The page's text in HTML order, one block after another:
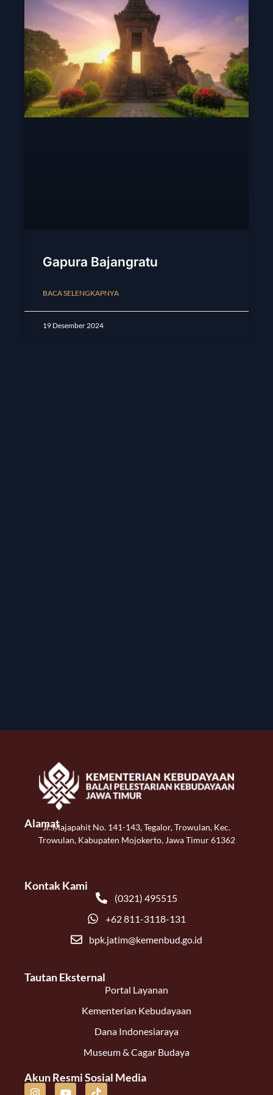
Gapura Bajangratu
BACA SELENGKAPNYA
19 Desember 2024
AlamatJl. Majapahit No. 141-143, Tegalor, Trowulan, Kec.
Trowulan, Kabupaten Mojokerto, Jawa Timur 61362
Kontak Kami
(0321) 495515
+62 811-3118-131
bpk.jatim@kemenbud.go.id
Tautan Eksternal
Portal Layanan
Kementerian Kebudayaan
Dana Indonesiaraya
Museum & Cagar Budaya
Akun Resmi Sosial Media